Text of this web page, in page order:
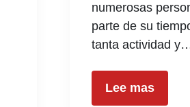
numerosas
parte de su
tanta actividad
Lee mas